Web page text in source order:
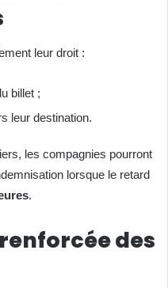
leur droit :
billet ;
leur destination.
les compagnies pourront
lorsque le retard
.
des